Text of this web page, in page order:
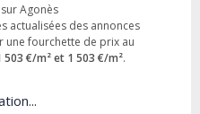
Agonès
actualisées des annonces
une fourchette de prix au
503 €/m² et 1 503 €/m².